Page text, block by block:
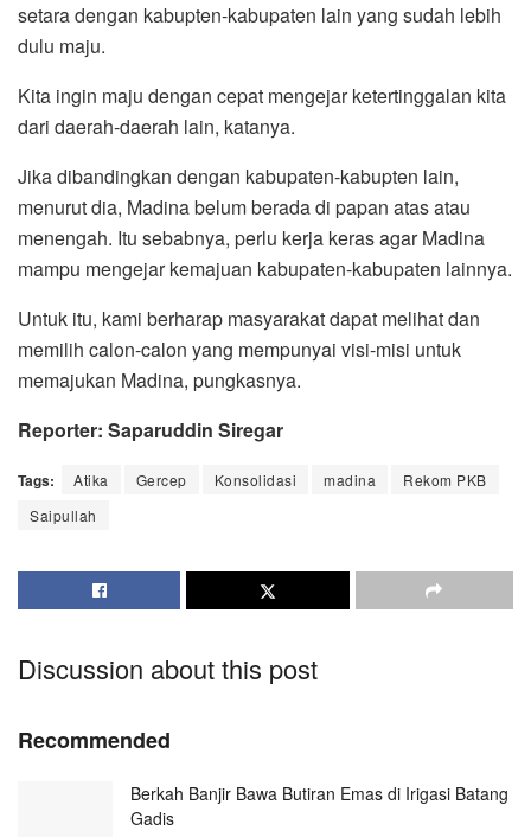
setara dengan kabupten-kabupaten lain yang sudah lebih
dulu maju.
Kita ingin maju dengan cepat mengejar ketertinggalan kita
dari daerah-daerah lain, katanya.
Jika dibandingkan dengan kabupaten-kabupten lain,
menurut dia, Madina belum berada di papan atas atau
menengah. Itu sebabnya, perlu kerja keras agar Madina
mampu mengejar kemajuan kabupaten-kabupaten lainnya.
Untuk itu, kami berharap masyarakat dapat melihat dan
memilih calon-calon yang mempunyai visi-misi untuk
memajukan Madina, pungkasnya.
Reporter: Saparuddin Siregar
Tags: Atika Gercep Konsolidasi madina
Rekom PKB
Saipullah
Discussion about this post
Recommended
Berkah Banjir Bawa Butiran Emas di Irigasi Batang
Gadis